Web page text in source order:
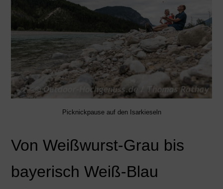
Picknickpause auf den Isarkieseln
Von Weißwurst-Grau bis
bayerisch Weiß-Blau